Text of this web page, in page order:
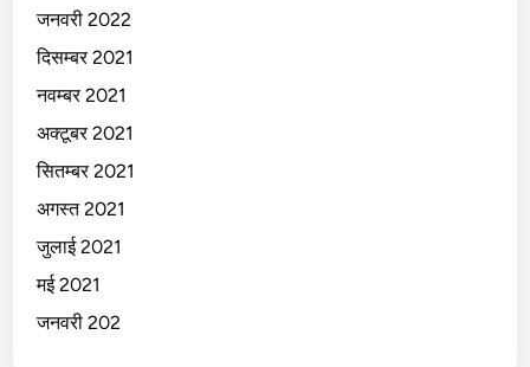
जनवरी 2022
दिसम्बर 2021
नवम्बर 2021
अक्टूबर 2021
सितम्बर 2021
अगस्त 2021
जुलाई 2021
मई 2021
जनवरी 202